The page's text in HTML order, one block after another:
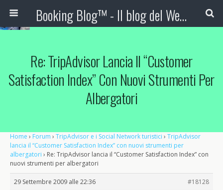
Booking Blog™ - Il blog del Web Marketing Turistico
Re: TripAdvisor Lancia Il “Customer
Satisfaction Index” Con Nuovi Strumenti Per
Albergatori
Home › Forum › TripAdvisor e i Social Network turistici › TripAdvisor
lancia il “Customer Satisfaction Index” con nuovi strumenti per
albergatori › Re: TripAdvisor lancia il “Customer Satisfaction Index” con
nuovi strumenti per albergatori
29 Settembre 2009 alle 22:36
#18128